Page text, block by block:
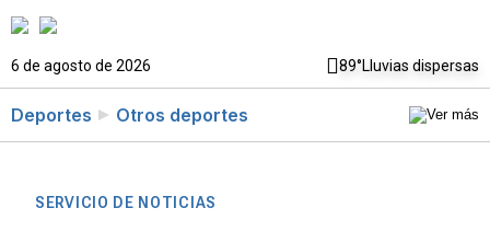
6 de agosto de 2026 89°Lluvias dispersas
Deportes Otros deportes
SERVICIO DE NOTICIAS